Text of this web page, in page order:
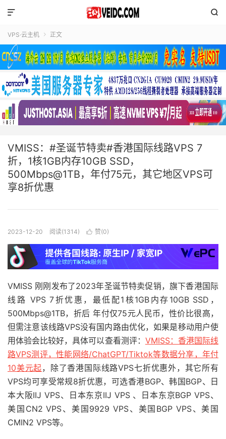


VPS·云主机  正文
VMISS：#圣诞节特卖#香港国际线路VPS 7
折，1核1GB内存10GB SSD，
500Mbps@1TB，年付75元，其它地区VPS可
享8折优惠
2023-12-20 阅读(1314)  赞(0)
VMISS 刚刚发布了2023年圣诞节特卖促销，旗下香港国际
线路 VPS 7折优惠，最低配1核1GB内存10GB SSD，
500Mbps@1TB，折后 年付仅75元人民币，性价比很高，
但需注意该线路VPS没有国内路由优化，如果是移动用户使
用体验会比较好，具体可以查看测评： VMISS：香港国际线
路VPS测评，性能网络/ChatGPT/Tiktok等数据分享，年付
10美元起，除了香港国际线路VPS七折优惠外，其它所有
VPS均可享受常规8折优惠，可选香港BGP、韩国BGP、日
本大阪IIJ VPS、日本东京IIJ VPS 、日本东京BGP VPS、
美国CN2 VPS、美国9929 VPS、美国BGP VPS、美国
CMIN2 VPS等。